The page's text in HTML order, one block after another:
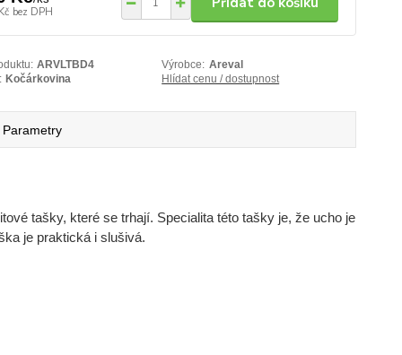
bez DPH
ARVLTBD4 Výrobce: Areval
Kočárkovina Hlídat cenu / dostupnost
Parametry
tašky, které se trhají. Specialita této tašky je, že ucho je
je praktická i slušivá.